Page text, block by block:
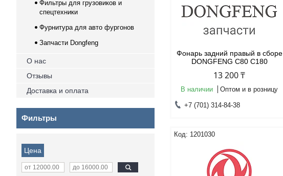
Фонарь задний правый в сборе
DONGFENG C80 C180
13 200 ₸
В наличии Оптом и в розницу
+7 (701) 314-84-38
1201030
Фильтры для грузовиков и
спецтехники
Фурнитура для авто фургонов
Запчасти Dongfeng
О нас
Отзывы
Доставка и оплата
Фильтры
Цена